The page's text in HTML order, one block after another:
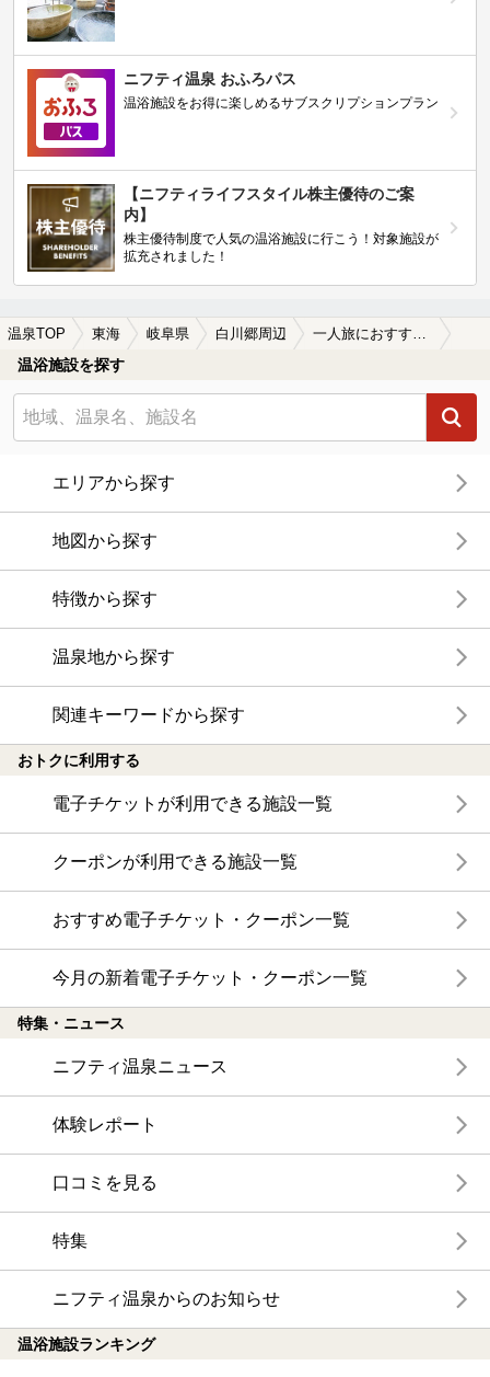
ニフティ温泉 おふろパス
温浴施設をお得に楽しめるサブスクリプションプラン
【ニフティライフスタイル株主優待のご案
内】
株主優待制度で人気の温浴施設に行こう！対象施設が
拡充されました！
温泉TOP 東海 岐阜県 白川郷周辺 一人旅におすすめの白川郷周辺の温泉、日帰り温泉、スーパー銭湯おすすめ
温浴施設を探す
エリアから探す
地図から探す
特徴から探す
温泉地から探す
関連キーワードから探す
おトクに利用する
電子チケットが利用できる施設一覧
クーポンが利用できる施設一覧
おすすめ電子チケット・クーポン一覧
今月の新着電子チケット・クーポン一覧
特集・ニュース
ニフティ温泉ニュース
体験レポート
口コミを見る
特集
ニフティ温泉からのお知らせ
温浴施設ランキング